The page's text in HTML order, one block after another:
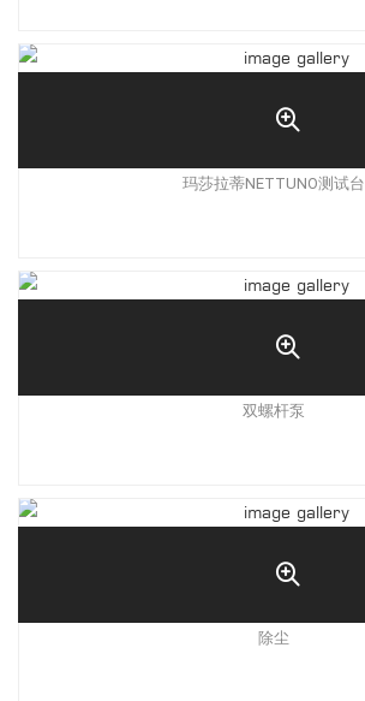
玛莎拉蒂NETTUNO测试台
双螺杆泵
除尘